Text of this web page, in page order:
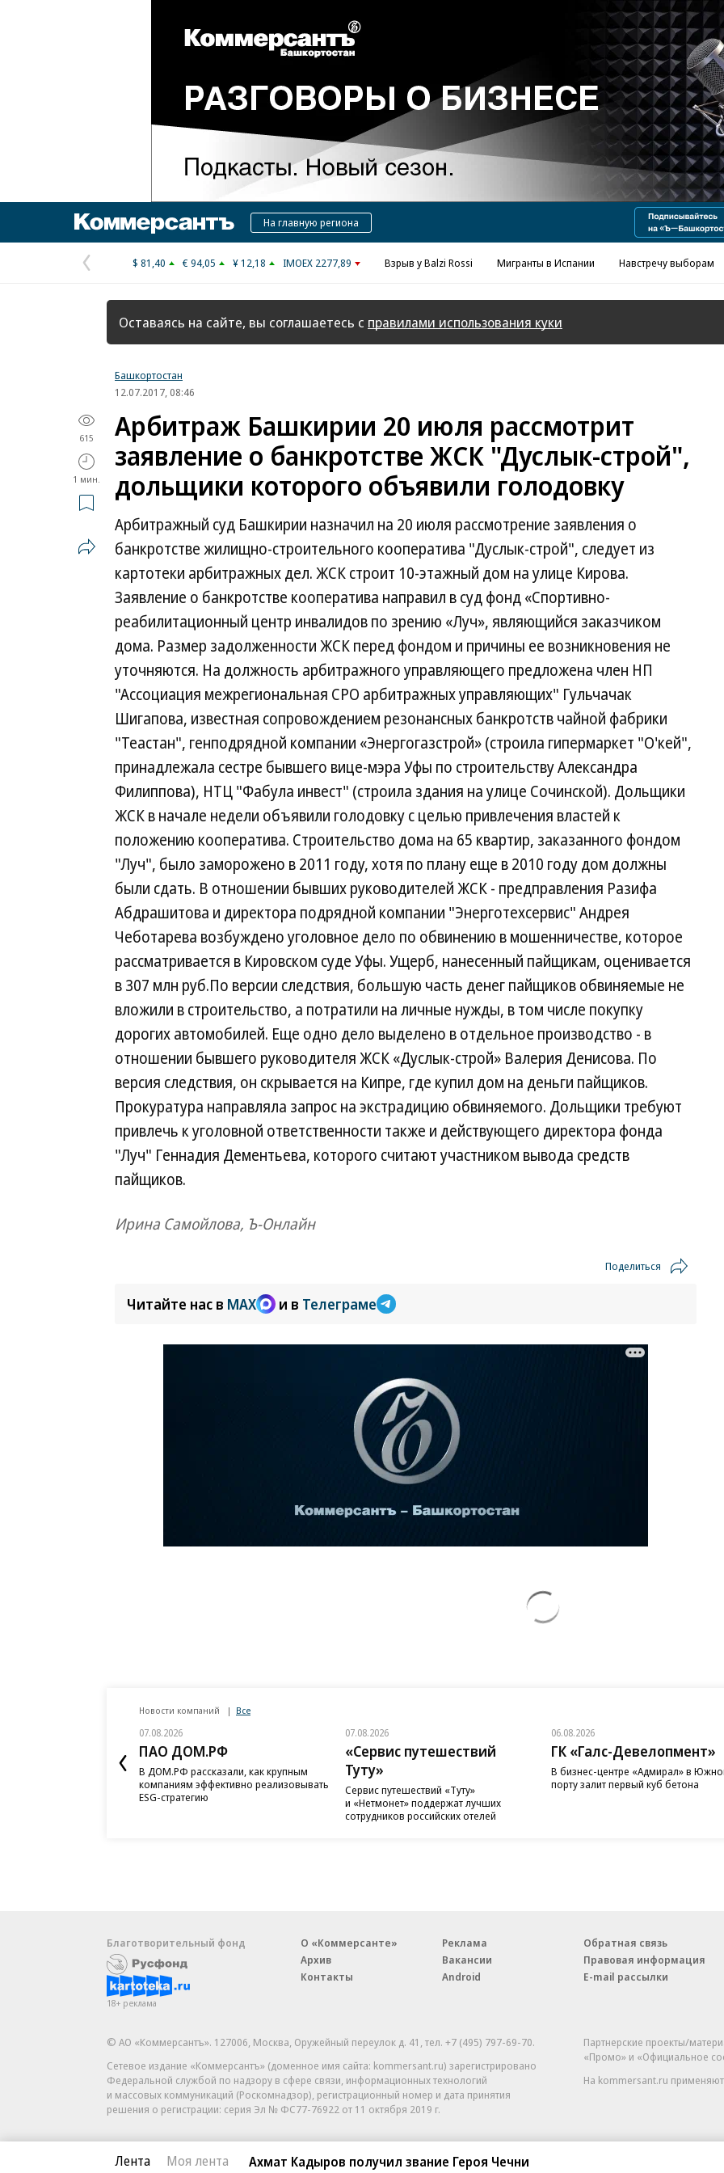
Реклама в «Ъ» www.kommersant.ru/ad
КоммерсантъНа главную региона
Предыдущая
страница
$ 81,40 € 94,05 ¥ 12,18 IMOEX 2277,89 Взрыв у Balzi Rossi Мигранты в Испании Навстречу выборам
Оставаясь на сайте, вы соглашаетесь с правилами использования куки
Башкортостан
12.07.2017, 08:46
615
1 мин.
Арбитраж Башкирии 20 июля рассмотрит
заявление о банкротстве ЖСК "Дуслык-строй",
дольщики которого объявили голодовку
Арбитражный суд Башкирии назначил на 20 июля рассмотрение заявления о
банкротстве жилищно-строительного кооператива "Дуслык-строй", следует из
картотеки арбитражных дел. ЖСК строит 10-этажный дом на улице Кирова.
Заявление о банкротстве кооператива направил в суд фонд «Спортивно-
реабилитационный центр инвалидов по зрению «Луч», являющийся заказчиком
дома. Размер задолженности ЖСК перед фондом и причины ее возникновения не
уточняются. На должность арбитражного управляющего предложена член НП
"Ассоциация межрегиональная СРО арбитражных управляющих" Гульчачак
Шигапова, известная сопровождением резонансных банкротств чайной фабрики
"Теастан", генподрядной компании «Энергогазстрой» (строила гипермаркет "О'кей",
принадлежала сестре бывшего вице-мэра Уфы по строительству Александра
Филиппова), НТЦ "Фабула инвест" (строила здания на улице Сочинской). Дольщики
ЖСК в начале недели объявили голодовку с целью привлечения властей к
положению кооператива. Строительство дома на 65 квартир, заказанного фондом
"Луч", было заморожено в 2011 году, хотя по плану еще в 2010 году дом должны
были сдать. В отношении бывших руководителей ЖСК - предправления Разифа
Абдрашитова и директора подрядной компании "Энерготехсервис" Андрея
Чеботарева возбуждено уголовное дело по обвинению в мошенничестве, которое
рассматривается в Кировском суде Уфы. Ущерб, нанесенный пайщикам, оценивается
в 307 млн руб.По версии следствия, большую часть денег пайщиков обвиняемые не
вложили в строительство, а потратили на личные нужды, в том числе покупку
дорогих автомобилей. Еще одно дело выделено в отдельное производство - в
отношении бывшего руководителя ЖСК «Дуслык-строй» Валерия Денисова. По
версия следствия, он скрывается на Кипре, где купил дом на деньги пайщиков.
Прокуратура направляла запрос на экстрадицию обвиняемого. Дольщики требуют
привлечь к уголовной ответственности также и действующего директора фонда
"Луч" Геннадия Дементьева, которого считают участником вывода средств
пайщиков.
Ирина Самойлова, Ъ-Онлайн
Поделиться
Читайте нас в MAX и в Телеграме
Новости компаний Все
07.08.2026
ПАО ДОМ.РФ
В ДОМ.РФ рассказали, как крупным
компаниям эффективно реализовывать
ESG-стратегию
07.08.2026
«Сервис путешествий
Туту»
Сервис путешествий «Туту»
и «Нетмонет» поддержат лучших
сотрудников российских отелей
06.08.2026
ГК «Галс-Девелопмент»
В бизнес-центре «Адмирал» в
порту залит первый куб бетона
Лента Моя лента Ахмат Кадыров получил звание Героя Чечни
Благотворительный фонд
18+ реклама
О «Коммерсанте»
Архив
Контакты
Реклама
Вакансии
Android
Обратная связь
Правовая информация
E-mail рассылки
© АО «Коммерсантъ». 127006, Москва, Оружейный переулок д. 41,тел. +7 (495) 797-69-70.
Сетевое издание «Коммерсантъ» (доменное имя сайта: kommersant.ru) зарегистрировано
Федеральной службой по надзору в сфере связи, информационных технологий
и массовых коммуникаций (Роскомнадзор), регистрационный номер и дата принятия
решения о регистрации: серия Эл № ФС77-76922 от 11 октября 2019 г.
Партнерские проекты/
«Промо» и «Официальное
На kommersant.ru